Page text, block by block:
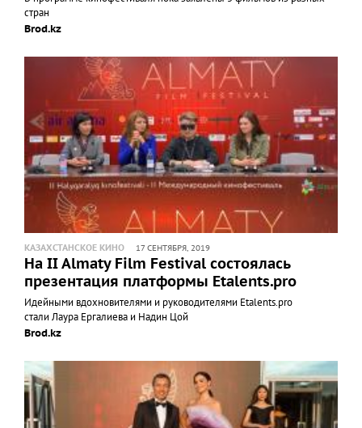
стран
Brod.kz
КАЗАХСТАНСКОЕ КИНО 17 СЕНТЯБРЯ, 2019
На II Almaty Film Festival состоялась
презентация платформы Etalents.pro
Идейными вдохновителями и руководителями Etalents.pro
стали Лаура Ергалиева и Надин Цой
Brod.kz